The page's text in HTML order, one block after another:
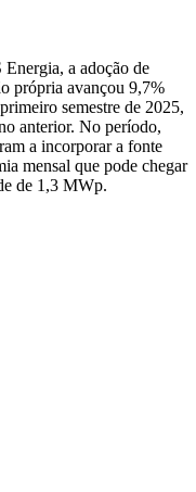
a adoção de
própria avançou 9,7%
semestre de 2025,
anterior. No período,
a incorporar a fonte
mensal que pode chegar
de 1,3 MWp.